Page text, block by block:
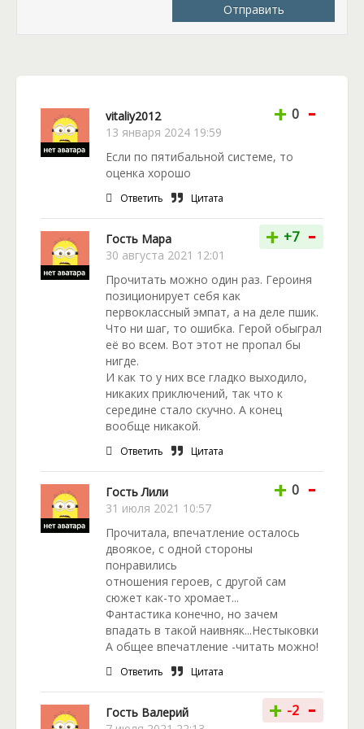
чем на Земле. Человеческий вид разбит на классы
принуждения. Это рассказ о том, как совершенно
случайно один воин встретил ту самую, о которой
грезил все годы – инопланетянку своей мечты.
Теперь их объединяют общие приключения или
неприятности – как посмотреть!
«Инопланетянка его мечты» – интригующий и
нетипичный фантастический роман, который
раскрывает полную картину мира, погружает в
приключения и заставляет читателя беспокоиться
о героях.
Отправить
vitaliy2012
13 января 2024 19:59
+ 0 -
Если по пятибальной системе, то
оценка хорошо
Ответить Цитата
Гость Мара
30 августа 2021 12:01
+ +7 -
Прочитать можно один раз. Героиня
позиционирует себя как
первоклассный эмпат, а на деле пшик.
Что ни шаг, то ошибка. Герой обыграл
её во всем. Вот этот не пропал бы
нигде.
И как то у них все гладко выходило,
никаких приключений, так что к
середине стало скучно. А конец
вообще никакой.
Ответить Цитата
Гость Лили
31 июля 2021 10:57
+ 0 -
Прочитала, впечатление осталось
двоякое, с одной стороны
понравились
отношения героев, с другой сам
сюжет как-то хромает...
Фантастика конечно, но зачем
впадать в такой наивняк...Нестыковки
А общее впечатление -читать можно!
Ответить Цитата
Гость Валерий
+ -2 -